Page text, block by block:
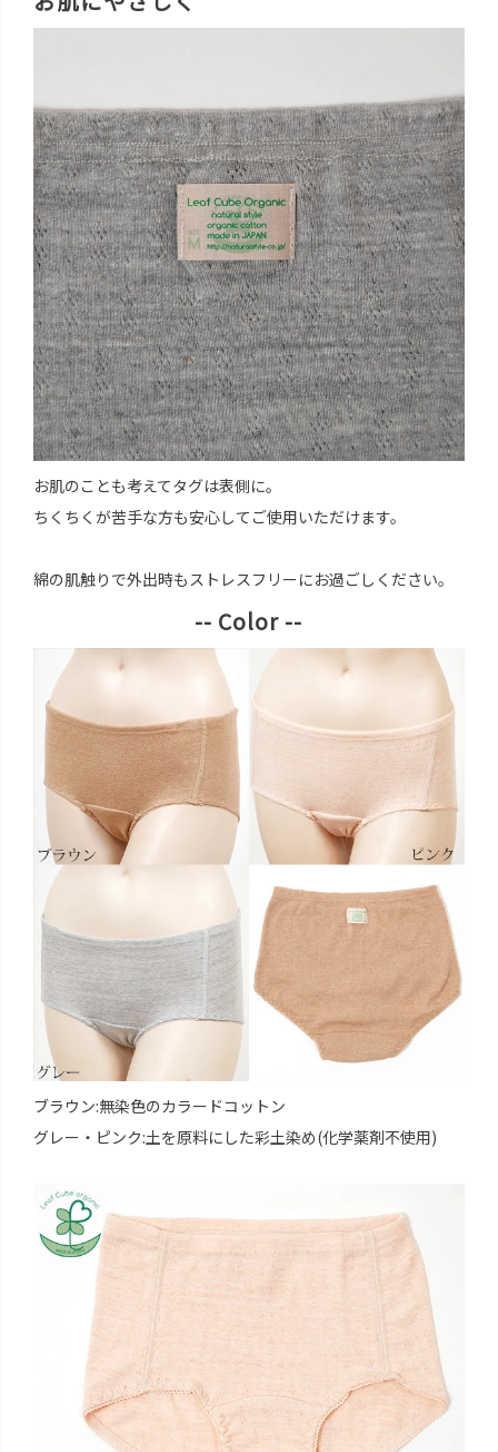
お肌のことも考えてタグは表側に。
ちくちくが苦手な方も安心してご使用いただけます。
綿の肌触りで外出時もストレスフリーにお過ごしください。
-- Color --
ブラウン:無染色のカラードコットン
グレー・ピンク:土を原料にした彩土染め(化学薬剤不使用)